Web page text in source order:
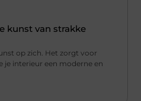
kunst van strakke
op zich. Het zorgt voor
je interieur een moderne en